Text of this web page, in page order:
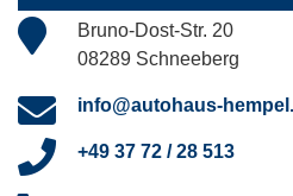
Bruno-Dost-Str. 20
08289 Schneeberg
info@autohaus-
+49 37 72 / 28 513